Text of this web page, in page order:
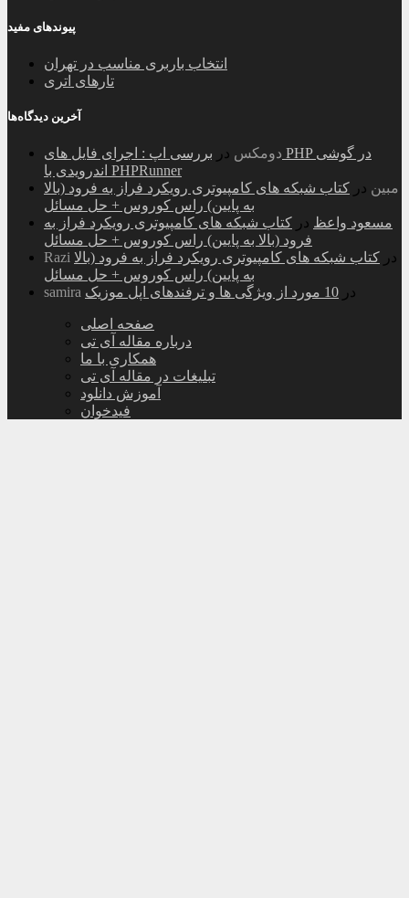
پیوندهای مفید
انتخاب باربری مناسب در تهران
تارهای اتری
آخرین دیدگاه‌ها
دومکس در بررسی اپ : اجرای فایل های PHP در گوشی
اندرویدی با PHPRunner
مبین در کتاب شبکه های کامپیوتری رویکرد فراز به فرود (بالا
به پایین) راس کوروس + حل مسائل
مسعود واعظ در کتاب شبکه های کامپیوتری رویکرد فراز به
فرود (بالا به پایین) راس کوروس + حل مسائل
Razi
در کتاب شبکه های کامپیوتری رویکرد فراز به فرود (بالا
به پایین) راس کوروس + حل مسائل
samira
در 10 مورد از ویژگی ها و ترفندهای اپل موزیک
صفحه اصلی
درباره مقاله آی تی
همکاری با ما
تبلیغات در مقاله آی تی
آموزش دانلود
فیدخوان